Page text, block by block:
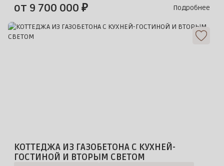
от 9 700 000 ₽ Подробнее
КОТТЕДЖА ИЗ ГАЗОБЕТОНА С КУХНЕЙ-
ГОСТИНОЙ И ВТОРЫМ СВЕТОМ